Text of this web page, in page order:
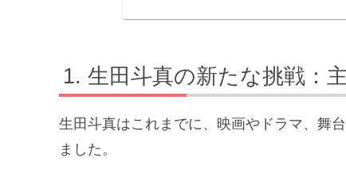
生田斗真の新たな挑戦：
生田斗真はこれまでに、映画やドラマ、舞
ました。